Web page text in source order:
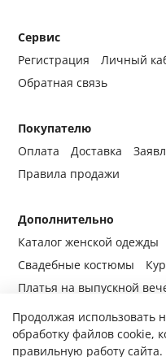
Сервис
Регистрация
Личный
Обратная связь
Покупателю
Оплата
Доставка
Правила продажи
Дополнительно
Каталог женской одежды
Свадебные костюмы
Платья на выпускной
Продолжая использовать
обработку файлов cookie,
правильную работу сайта.